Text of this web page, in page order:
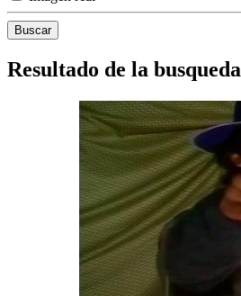
Resultado de la busqueda